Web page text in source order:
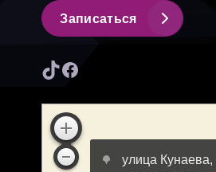
с
я
м
Записаться
TikTok Facebook